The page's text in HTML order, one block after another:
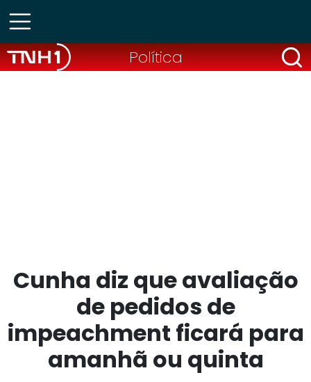
Política
Cunha diz que avaliação
de pedidos de
impeachment ficará para
amanhã ou quinta